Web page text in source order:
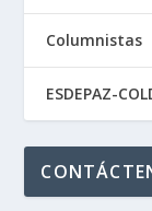
Columnistas
ESDEPAZ-